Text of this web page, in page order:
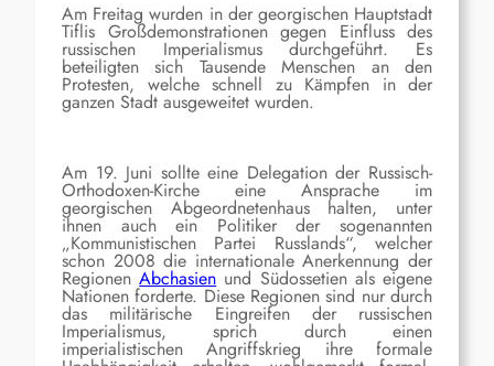
Am Freitag wurden in der georgischen Hauptstadt
Tiflis Großdemonstrationen gegen Einfluss des
russischen Imperialismus durchgeführt. Es
beteiligten sich Tausende Menschen an den
Protesten, welche schnell zu Kämpfen in der
ganzen Stadt ausgeweitet wurden.
Am 19. Juni sollte eine Delegation der Russisch-
Orthodoxen-Kirche eine Ansprache im
georgischen Abgeordnetenhaus halten, unter
ihnen auch ein Politiker der sogenannten
„Kommunistischen Partei Russlands“, welcher
schon 2008 die internationale Anerkennung der
RegionenAbchasien und Südossetien als eigene
Nationen forderte. Diese Regionen sind nur durch
das militärische Eingreifen der russischen
Imperialismus, sprich durch einen
imperialistischen Angriffskrieg ihre formale